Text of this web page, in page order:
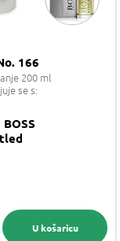
166
200 ml
se s:
BOSS
U košaricu